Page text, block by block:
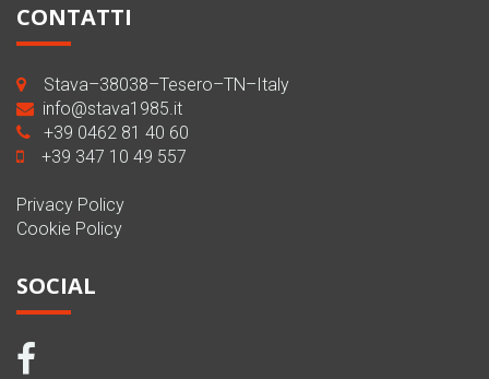
CONTATTI
Stava–38038–Tesero–TN–Italy
info@stava1985.it
+39 0462 81 40 60
+39 347 10 49 557
Privacy Policy
Cookie Policy
SOCIAL